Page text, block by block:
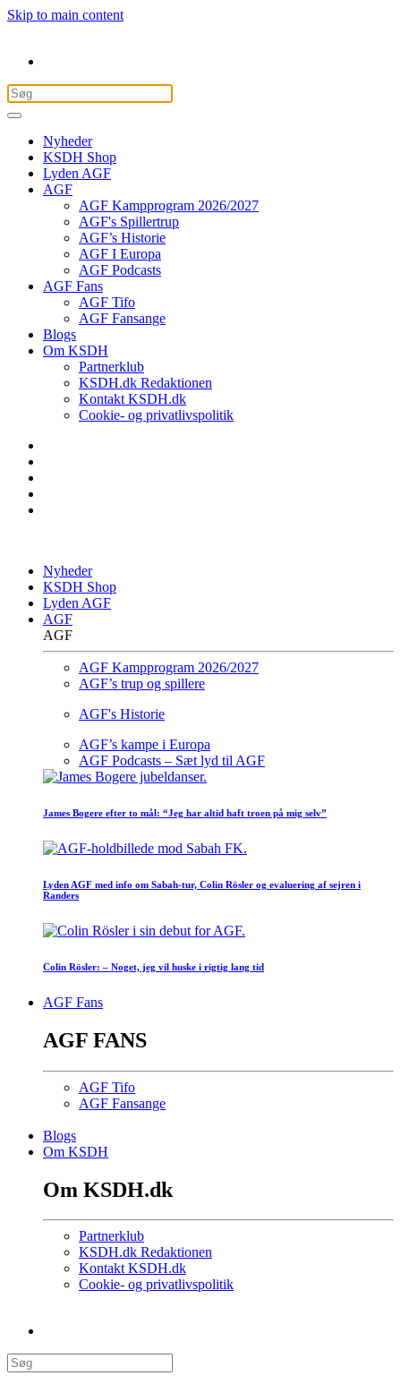
Skip to main content
Nyheder
KSDH Shop
Lyden AGF
AGF
AGF Kampprogram 2026/2027
AGF's Spillertrup
AGF’s Historie
AGF I Europa
AGF Podcasts
AGF Fans
AGF Tifo
AGF Fansange
Blogs
Om KSDH
Partnerklub
KSDH.dk Redaktionen
Kontakt KSDH.dk
Cookie- og privatlivspolitik
Nyheder
KSDH Shop
Lyden AGF
AGF
AGF
AGF Kampprogram 2026/2027
AGF’s trup og spillere
AGF's Historie
AGF’s kampe i Europa
AGF Podcasts – Sæt lyd til AGF
James Bogere efter to mål: “Jeg har altid haft troen på mig selv”
Lyden AGF med info om Sabah-tur, Colin Rösler og evaluering af sejren i
Randers
Colin Rösler: – Noget, jeg vil huske i rigtig lang tid
AGF Fans
AGF FANS
AGF Tifo
AGF Fansange
Blogs
Om KSDH
Om KSDH.dk
Partnerklub
KSDH.dk Redaktionen
Kontakt KSDH.dk
Cookie- og privatlivspolitik